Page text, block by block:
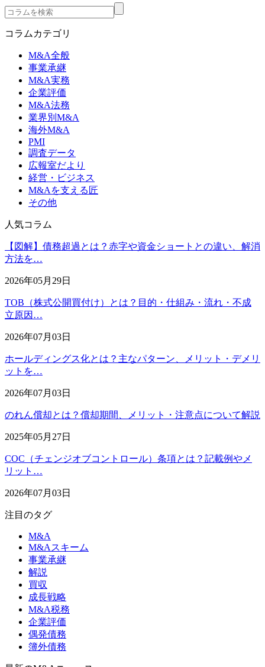
コラムカテゴリ
M&A全般
事業承継
M&A実務
企業評価
M&A法務
業界別M&A
海外M&A
PMI
調査データ
広報室だより
経営・ビジネス
M&Aを支える匠
その他
人気コラム
【図解】債務超過とは？赤字や資金ショートとの違い、解消
方法を…
2026年05月29日
TOB（株式公開買付け）とは？目的・仕組み・流れ・不成
立原因…
2026年07月03日
ホールディングス化とは？主なパターン、メリット・デメリ
ットを…
2026年07月03日
のれん償却とは？償却期間、メリット・注意点について解説
2025年05月27日
COC（チェンジオブコントロール）条項とは？記載例やメ
リット…
2026年07月03日
注目のタグ
M&A
M&Aスキーム
事業承継
解説
買収
成長戦略
M&A税務
企業評価
偶発債務
簿外債務